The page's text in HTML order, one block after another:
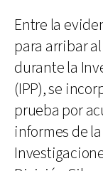
Entre la
para arribar
durante la
(IPP), se
prueba por
informes de